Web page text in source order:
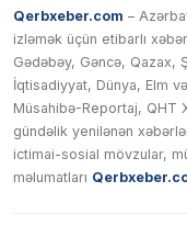
Qerbxeber.com –
izləmək üçün etibarlı
Gədəbəy, Gəncə, Qazax,
İqtisadiyyat, Dünya, Elm
Müsahibə-Reportaj, QHT
gündəlik yenilənən
ictimai-sosial mövzular,
məlumatları